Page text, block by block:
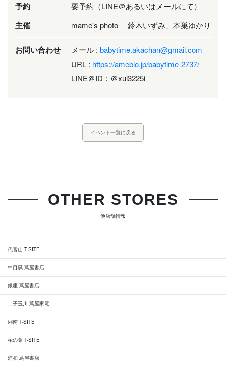
予約 要予約（LINE＠あるいはメールにて）
主催 mame's photo 鈴木いずみ、本巣ゆかり
お問い合わせ メール : babytime.akachan@gmail.com
URL : https://ameblo.jp/babytime-2737/
LINE＠ID：＠xui3225i
イベント一覧に戻る
OTHER STORES
他店舗情報
代官山 T-SITE
中目黒 蔦屋書店
銀座 蔦屋書店
二子玉川 蔦屋家電
湘南 T-SITE
柏の葉 T-SITE
浦和 蔦屋書店